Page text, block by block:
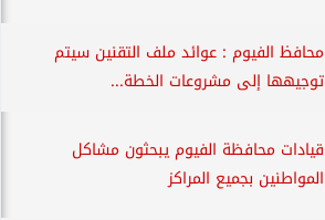
محافظ الفيوم : عوائد ملف التقنين سيتم
توجيهها إلى مشروعات الخطة...
قيادات محافظة الفيوم يبحثون مشاكل
المواطنين بجميع المراكز